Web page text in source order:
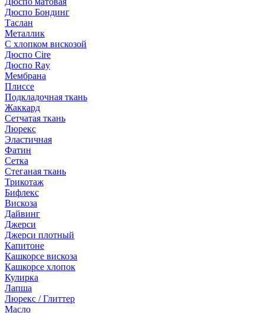
Дюспо Бондинг
Таслан
Металлик
С хлопком вискозой
Дюспо Cire
Дюспо Ray
Мембрана
Плиссе
Подкладочная ткань
Жаккард
Сетчатая ткань
Люрекс
Эластичная
Фатин
Сетка
Стеганая ткань
Трикотаж
Бифлекс
Вискоза
Дайвинг
Джерси
Джерси плотный
Капитоне
Кашкорсе вискоза
Кашкорсе хлопок
Кулирка
Лапша
Люрекс / Глиттер
Масло